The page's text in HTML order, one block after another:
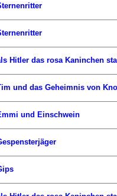
Hitler das rosa Kaninchen
und das Geheimnis von
und Einschwein